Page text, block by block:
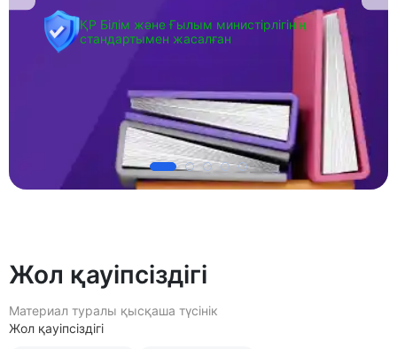
ҚР Білім және Ғылым министірлігінің
стандартымен жасалған
Жол қауіпсіздігі
Материал туралы қысқаша түсінік
Жол қауіпсіздігі